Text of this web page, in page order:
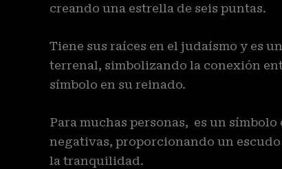
creando una estrella de seis puntas.
Tiene sus raíces en el judaísmo y es
terrenal, simbolizando la conexión
símbolo en su reinado.
Para muchas personas, es un
negativas, proporcionando un
la tranquilidad.